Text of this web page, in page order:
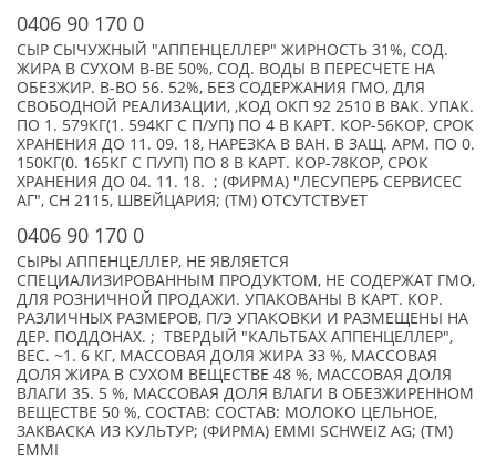
0406 90 170 0
СЫР СЫЧУЖНЫЙ "АППЕНЦЕЛЛЕР" ЖИРНОСТЬ 31%, СОД.
ЖИРА В СУХОМ В-ВЕ 50%, СОД. ВОДЫ В ПЕРЕСЧЕТЕ НА
ОБЕЗЖИР. В-ВО 56. 52%, БЕЗ СОДЕРЖАНИЯ ГМО, ДЛЯ
СВОБОДНОЙ РЕАЛИЗАЦИИ, ,КОД ОКП 92 2510 В ВАК. УПАК.
ПО 1. 579КГ(1. 594КГ С П/УП) ПО 4 В КАРТ. КОР-56КОР, СРОК
ХРАНЕНИЯ ДО 11. 09. 18, НАРЕЗКА В ВАН. В ЗАЩ. АРМ. ПО 0.
150КГ(0. 165КГ С П/УП) ПО 8 В КАРТ. КОР-78КОР, СРОК
ХРАНЕНИЯ ДО 04. 11. 18. ; (ФИРМА) "ЛЕСУПЕРБ СЕРВИСЕС
АГ", CH 2115, ШВЕЙЦАРИЯ; (TM) ОТСУТСТВУЕТ
0406 90 170 0
СЫРЫ АППЕНЦЕЛЛЕР, НЕ ЯВЛЯЕТСЯ
СПЕЦИАЛИЗИРОВАННЫМ ПРОДУКТОМ, НЕ СОДЕРЖАТ ГМО,
ДЛЯ РОЗНИЧНОЙ ПРОДАЖИ. УПАКОВАНЫ В КАРТ. КОР.
РАЗЛИЧНЫХ РАЗМЕРОВ, П/Э УПАКОВКИ И РАЗМЕЩЕНЫ НА
ДЕР. ПОДДОНАХ. ; ТВЕРДЫЙ "КАЛЬТБАХ АППЕНЦЕЛЛЕР",
ВЕС. ~1. 6 КГ, МАССОВАЯ ДОЛЯ ЖИРА 33 %, МАССОВАЯ
ДОЛЯ ЖИРА В СУХОМ ВЕЩЕСТВЕ 48 %, МАССОВАЯ ДОЛЯ
ВЛАГИ 35. 5 %, МАССОВАЯ ДОЛЯ ВЛАГИ В ОБЕЗЖИРЕННОМ
ВЕЩЕСТВЕ 50 %, СОСТАВ: СОСТАВ: МОЛОКО ЦЕЛЬНОЕ,
ЗАКВАСКА ИЗ КУЛЬТУР; (ФИРМА) EMMI SCHWEIZ AG; (TM)
EMMI